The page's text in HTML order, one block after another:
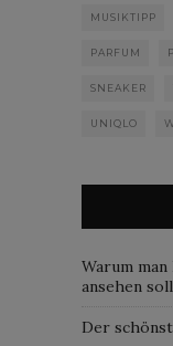
MUSIKTIPP
PARFUM
SNEAKER
UNIQLO
Warum
ansehen
Der